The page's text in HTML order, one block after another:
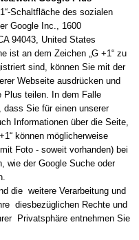
Schaltfläche des sozialen
Google Inc., 1600
94043, United States
ist an dem Zeichen „G +1“ zu
sind, können Sie mit der
Webseite ausdrücken und
Plus teilen. In dem Falle
Sie für einen unserer
Informationen über die Seite,
können möglicherweise
Foto - soweit vorhanden) bei
wie der Google Suche oder
die weitere Verarbeitung und
diesbezüglichen Rechte und
Privatsphäre entnehmen Sie